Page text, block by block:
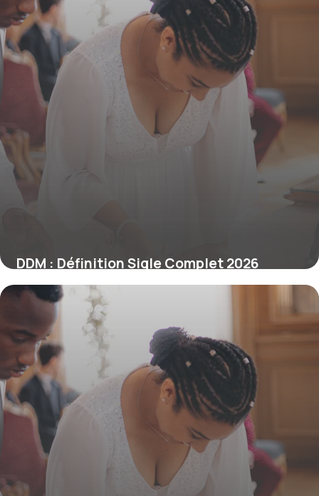
DDM : Définition Sigle Complet 2026
9 juin 2026